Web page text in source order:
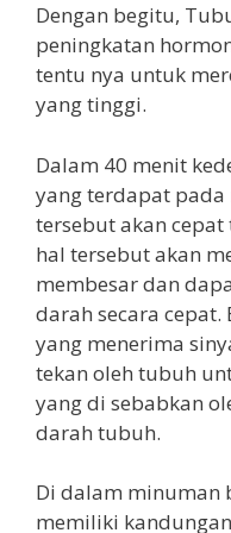
Dengan begitu,
peningkatan
tentu nya untuk
yang tinggi.
Dalam 40 menit
yang terdapat
tersebut akan
hal tersebut akan
membesar dan
darah secara cepat.
yang menerima
tekan oleh tubuh
yang di sebabkan
darah tubuh.
Di dalam minuman
memiliki